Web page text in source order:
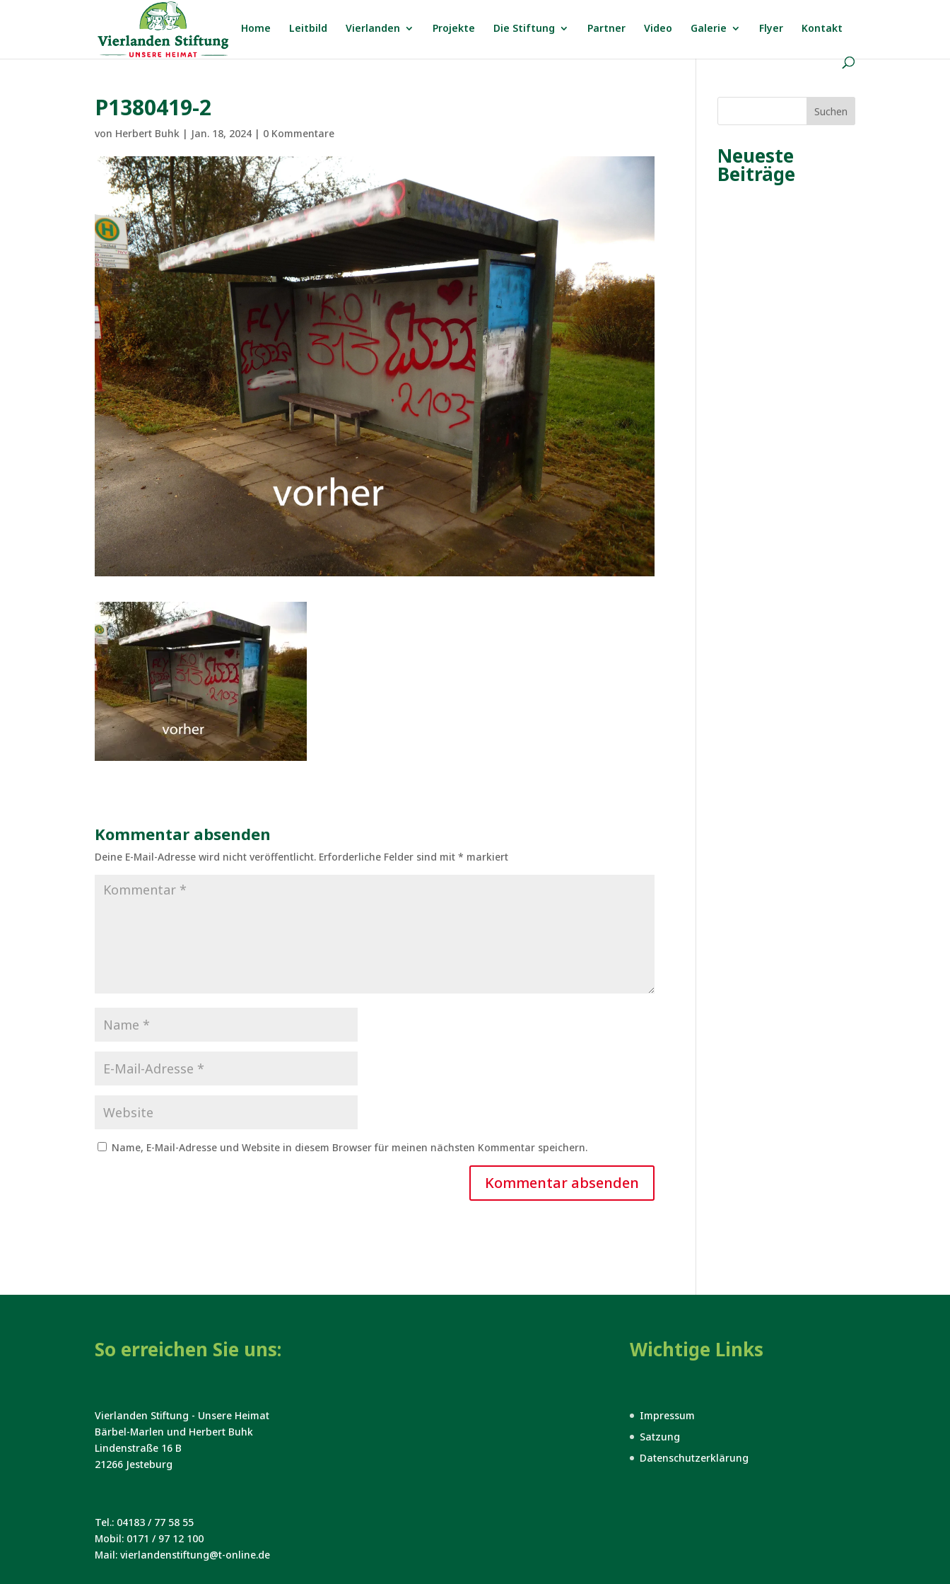
Home Leitbild Vierlanden Projekte Die Stiftung Partner Video Galerie Flyer Kontakt
P1380419-2
von Herbert Buhk | Jan. 18, 2024 | 0 Kommentare
Kommentar absenden
Deine E-Mail-Adresse wird nicht veröffentlicht. Erforderliche Felder sind mit* markiert
Name, E-Mail-Adresse und Website in diesem Browser für meinen nächsten Kommentar speichern.
Suchen
Neueste
Beiträge
So erreichen Sie uns:
Vierlanden Stiftung - Unsere Heimat
Bärbel-Marlen und Herbert Buhk
Lindenstraße 16 B
21266 Jesteburg
Tel.: 04183 / 77 58 55
Mobil: 0171 / 97 12 100
Mail: vierlandenstiftung@t-online.de
Wichtige Links
Impressum
Satzung
Datenschutzerklärung